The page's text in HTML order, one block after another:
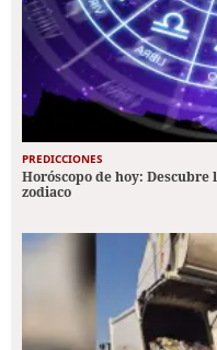
PREDICCIONES
Horóscopo de hoy: Descubre
zodiaco